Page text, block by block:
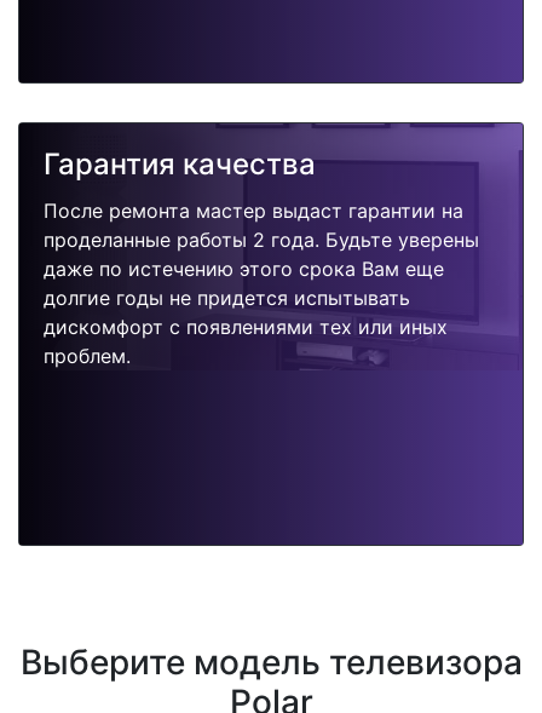
Гарантия качества
После ремонта мастер выдаст гарантии на
проделанные работы 2 года. Будьте уверены
даже по истечению этого срока Вам еще
долгие годы не придется испытывать
дискомфорт с появлениями тех или иных
проблем.
Выберите модель телевизора
Polar